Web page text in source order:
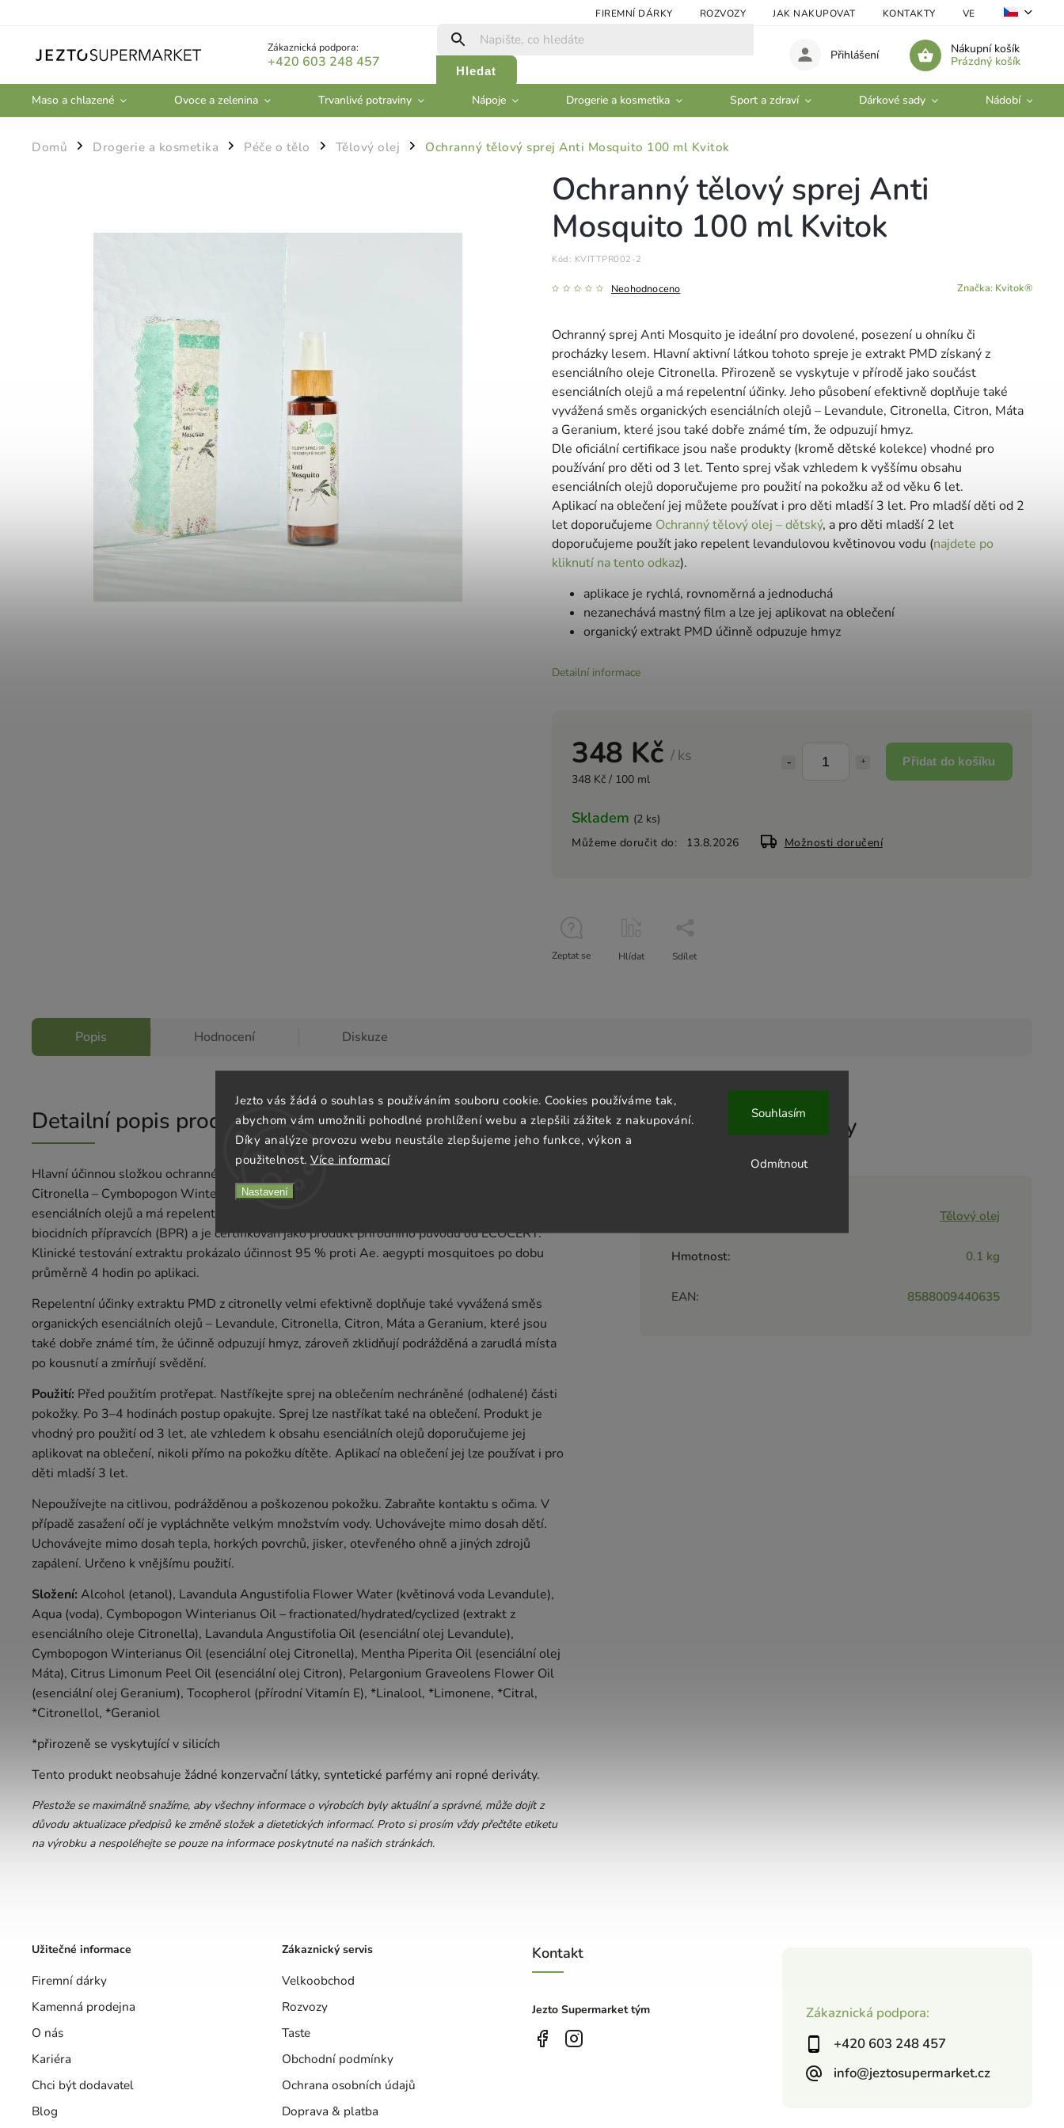
Jezto vás žádá o souhlas s používáním souboru cookie. Cookies používáme tak,
abychom vám umožnili pohodlné prohlížení webu a zlepšili zážitek z nakupování.
Díky analýze provozu webu neustále zlepšujeme jeho funkce, výkon a
použitelnost. Více informací
Nastavení
Odmítnout
Souhlasím
FIREMNÍ DÁRKY ROZVOZY JAK NAKUPOVAT KONTAKTY VELKOOBCHOD
Zákaznická podpora:
+420 603 248 457
Hledat
Nákupní košík
Prázdný košík
Přihlášení
Maso a chlazené Ovoce a zelenina Trvanlivé potraviny Nápoje Drogerie a kosmetika Sport a zdraví Dárkové sady Nádobí
Domů / Drogerie a kosmetika / Péče o tělo / Tělový olej / Ochranný tělový sprej Anti Mosquito 100 ml Kvitok
348 Kč / ks
348 Kč / 100 ml
Přidat do košíku
Skladem (2 ks)
Můžeme doručit do:
13.8.2026 Možnosti doručení
Ochranný tělový sprej Anti
Mosquito 100 ml Kvitok
Kód: KVITTPR002-2
Neohodnoceno Značka: Kvitok®
Ochranný sprej Anti Mosquito je ideální pro dovolené, posezení u ohníku či
procházky lesem. Hlavní aktivní látkou tohoto spreje je extrakt PMD získaný z
esenciálního oleje Citronella. Přirozeně se vyskytuje v přírodě jako součást
esenciálních olejů a má repelentní účinky. Jeho působení efektivně doplňuje také
vyvážená směs organických esenciálních olejů – Levandule, Citronella, Citron, Máta
a Geranium, které jsou také dobře známé tím, že odpuzují hmyz.
Dle oficiální certifikace jsou naše produkty (kromě dětské kolekce) vhodné pro
používání pro děti od 3 let. Tento sprej však vzhledem k vyššímu obsahu
esenciálních olejů doporučujeme pro použití na pokožku až od věku 6 let.
Aplikací na oblečení jej můžete používat i pro děti mladší 3 let. Pro mladší děti od 2
let doporučujeme Ochranný tělový olej – dětský, a pro děti mladší 2 let
doporučujeme použít jako repelent levandulovou květinovou vodu (najdete po
kliknutí na tento odkaz).
aplikace je rychlá, rovnoměrná a jednoduchá
nezanechává mastný film a lze jej aplikovat na oblečení
organický extrakt PMD účinně odpuzuje hmyz
Detailní informace
Zeptat se Hlídat Sdílet
Popis Hodnocení Diskuze
Detailní popis produktu
Hlavní účinnou složkou ochranného spreje je extrakt PMD získaný z esenciálního oleje
Citronella – Cymbopogon Winterianus Oil. Přirozeně se vyskytuje v přírodě jako součást
esenciálních olejů a má repelentní účinky. Tento extrakt je registrován podle směrnice o
biocidních přípravcích (BPR) a je certifikován jako produkt přírodního původu od ECOCERT.
Klinické testování extraktu prokázalo účinnost 95 % proti Ae. aegypti mosquitoes po dobu
průměrně 4 hodin po aplikaci.
Repelentní účinky extraktu PMD z citronelly velmi efektivně doplňuje také vyvážená směs
organických esenciálních olejů – Levandule, Citronella, Citron, Máta a Geranium, které jsou
také dobře známé tím, že účinně odpuzují hmyz, zároveň zklidňují podrážděná a zarudlá místa
po kousnutí a zmírňují svědění.
Použití: Před použitím protřepat. Nastříkejte sprej na oblečením nechráněné (odhalené) části
pokožky. Po 3–4 hodinách postup opakujte. Sprej lze nastříkat také na oblečení. Produkt je
vhodný pro použití od 3 let, ale vzhledem k obsahu esenciálních olejů doporučujeme jej
aplikovat na oblečení, nikoli přímo na pokožku dítěte. Aplikací na oblečení jej lze používat i pro
děti mladší 3 let.
Nepoužívejte na citlivou, podrážděnou a poškozenou pokožku. Zabraňte kontaktu s očima. V
případě zasažení očí je vypláchněte velkým množstvím vody. Uchovávejte mimo dosah dětí.
Uchovávejte mimo dosah tepla, horkých povrchů, jisker, otevřeného ohně a jiných zdrojů
zapálení. Určeno k vnějšímu použití.
Složení: Alcohol (etanol), Lavandula Angustifolia Flower Water (květinová voda Levandule),
Aqua (voda), Cymbopogon Winterianus Oil – fractionated/hydrated/cyclized (extrakt z
esenciálního oleje Citronella), Lavandula Angustifolia Oil (esenciální olej Levandule),
Cymbopogon Winterianus Oil (esenciální olej Citronella), Mentha Piperita Oil (esenciální olej
Máta), Citrus Limonum Peel Oil (esenciální olej Citron), Pelargonium Graveolens Flower Oil
(esenciální olej Geranium), Tocopherol (přírodní Vitamín E), *Linalool, *Limonene, *Citral,
*Citronellol, *Geraniol
*přirozeně se vyskytující v silicích
Tento produkt neobsahuje žádné konzervační látky, syntetické parfémy ani ropné deriváty.
Přestože se maximálně snažíme, aby všechny informace o výrobcích byly aktuální a správné, může dojít z
důvodu aktualizace předpisů ke změně složek a dietetických informací. Proto si prosím vždy přečtěte etiketu
na výrobku a nespoléhejte se pouze na informace poskytnuté na našich stránkách.
Doplňkové parametry
Tělový olej
Hmotnost: 0.1 kg
EAN: 8588009440635
Zákaznická podpora:
+420 603 248 457
info@jeztosupermarket.cz
Užitečné informace
Firemní dárky
Kamenná prodejna
O nás
Kariéra
Chci být dodavatel
Blog
Zákaznický servis
Velkoobchod
Rozvozy
Taste
Obchodní podmínky
Ochrana osobních údajů
Doprava & platba
Kontakt
Jezto Supermarket tým